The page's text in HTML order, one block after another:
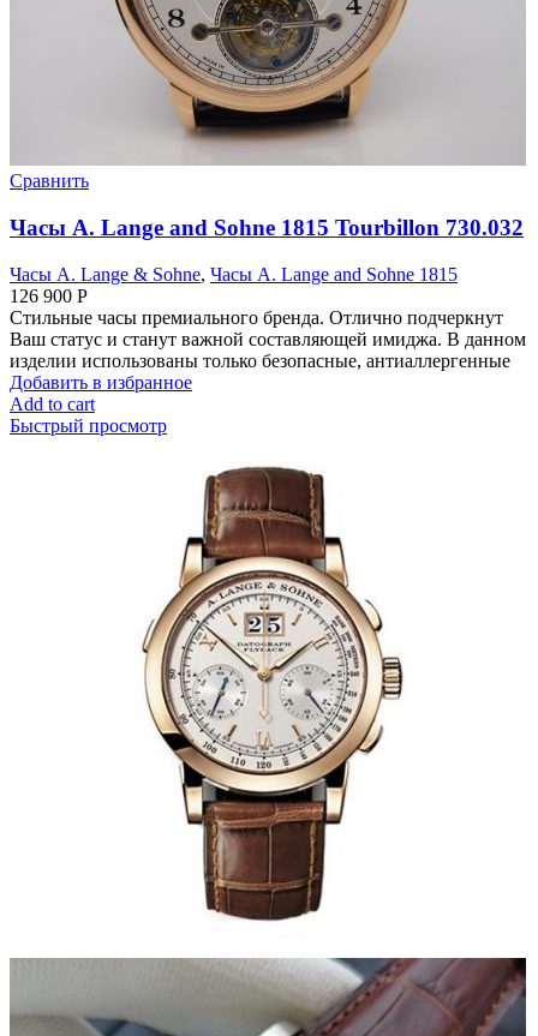
Сравнить
Часы A. Lange and Sohne 1815 Tourbillon 730.032
Часы A. Lange & Sohne, Часы A. Lange and Sohne 1815
126 900 Р
Стильные часы премиального бренда. Отлично подчеркнут
Ваш статус и станут важной составляющей имиджа. В данном
изделии использованы только безопасные, антиаллергенные
Добавить в избранное
Add to cart
Быстрый просмотр